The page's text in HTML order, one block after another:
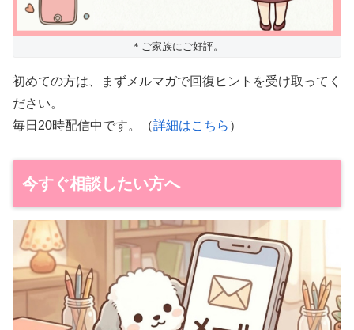
＊ご家族にご好評。
初めての方は、まずメルマガで回復ヒントを受け取ってく
ださい。
毎日20時配信中です。（詳細はこちら ）
今すぐ相談したい方へ